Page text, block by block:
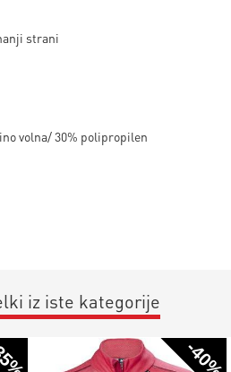
strani
volna/ 30% polipropilen
iz iste kategorije
-40%